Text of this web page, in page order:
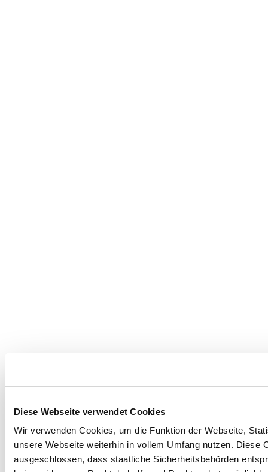
Diese Webseite verwendet Cookies
Wir verwenden Cookies, um die Funktion der Webseite,
unsere Webseite weiterhin in vollem Umfang nutzen.
ausgeschlossen, dass staatliche Sicherheitsbehörden